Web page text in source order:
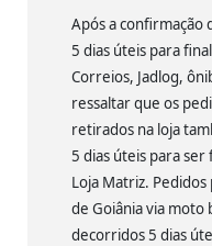
Após a confirmação
5 dias úteis para
Correios, Jadlog,
ressaltar que os
retirados na loja
5 dias úteis para
Loja Matriz.
de Goiânia via moto
decorridos 5 dias